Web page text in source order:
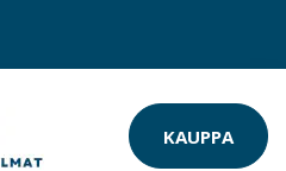
KAUPPA